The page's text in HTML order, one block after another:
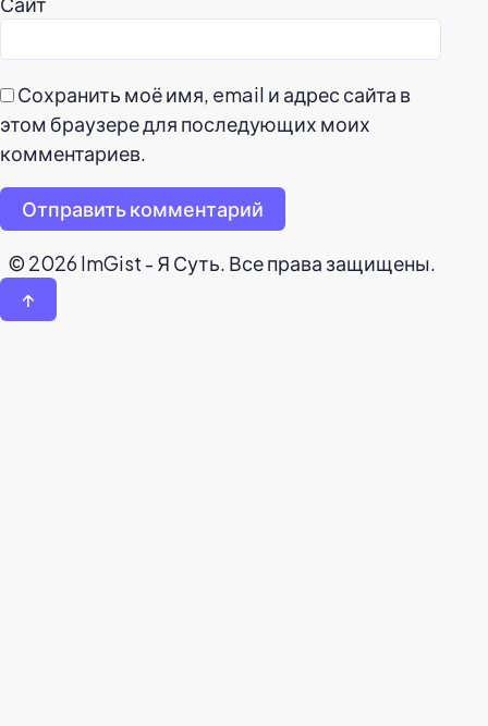
Сохранить моё имя, email и адрес сайта в
этом браузере для последующих моих
комментариев.
Отправить комментарий
© 2026 ImGist - Я Суть. Все права защищены.
↑